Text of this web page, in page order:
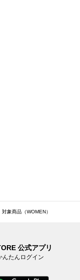
対象商品（WOMEN）
公式アプリ
んたんログイン